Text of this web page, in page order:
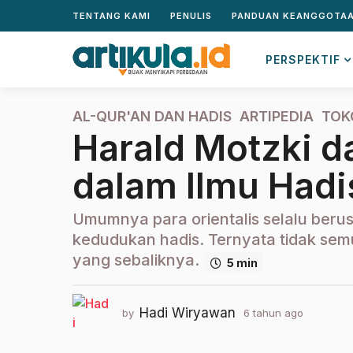
TENTANG KAMI PENULIS PANDUAN
PERSPEKTIF
6
t
a
u
n
a
g
o
t
a
AL-QUR'AN DAN HADIS ,ARTIPEDIA ,
Harald Motzki
dalam Ilmu
Umumnya para orientalis selalu
kedudukan hadis. Ternyata tidak
yang sebaliknya.
5 min
by Hadi Wiryawan 6 tahun ago